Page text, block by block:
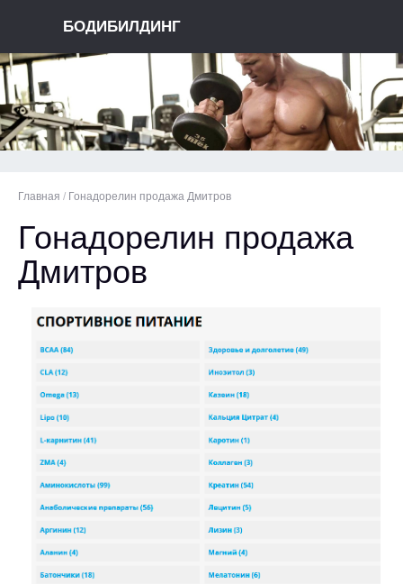
БОДИБИЛДИНГ
Главная / Гонадорелин продажа Дмитров
Гонадорелин продажа
Дмитров